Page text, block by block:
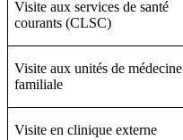
Visite aux services de santé
courants (CLSC)
Visite aux unités de médecine
familiale
Visite en clinique externe